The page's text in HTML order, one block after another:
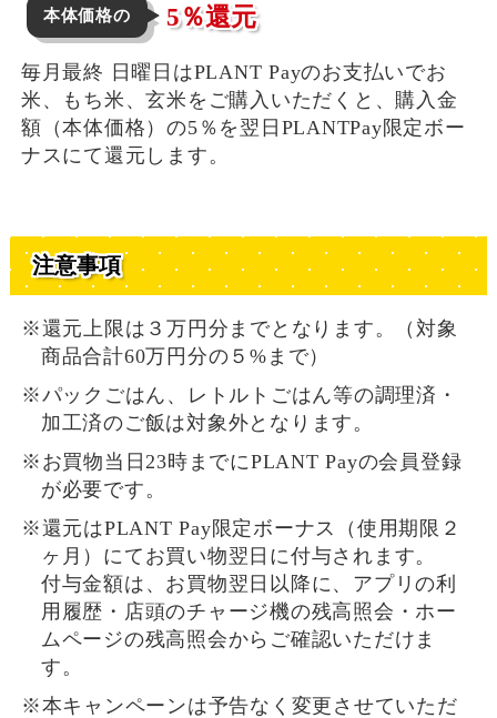
本体価格の 5％還元
毎月最終 日曜日はPLANT Payのお支払いでお
米、もち米、玄米をご購入いただくと、購入金
額（本体価格）の5％を翌日PLANTPay限定ボー
ナスにて還元します。
注意事項
※還元上限は３万円分までとなります。（対象
商品合計60万円分の５%まで）
※パックごはん、レトルトごはん等の調理済・
加工済のご飯は対象外となります。
※お買物当日23時までにPLANT Payの会員登録
が必要です。
※還元はPLANT Pay限定ボーナス（使用期限２
ヶ月）にてお買い物翌日に付与されます。
付与金額は、お買物翌日以降に、アプリの利
用履歴・店頭のチャージ機の残高照会・ホー
ムページの残高照会からご確認いただけま
す。
※本キャンペーンは予告なく変更させていただ